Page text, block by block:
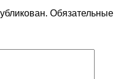
Обязательные